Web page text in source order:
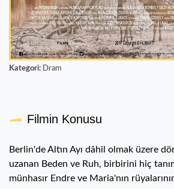
Kategori: Dram
Filmin Konusu
Berlin'de Altın Ayı dâhil olmak üzere
uzanan Beden ve Ruh, birbirini hiç
münhasır Endre ve Maria'nın